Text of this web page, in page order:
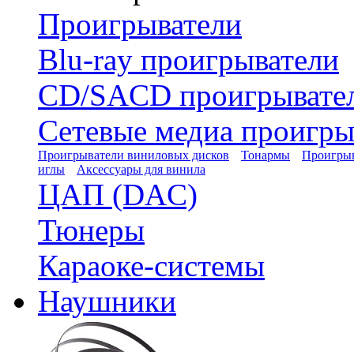
Проигрыватели
Blu-ray проигрыватели
CD/SACD
Сетевые медиа
Проигрыватели виниловых дисков Тонармы
иглы
Аксессуары для винила
ЦАП (DAC)
Тюнеры
Караоке-системы
Наушники